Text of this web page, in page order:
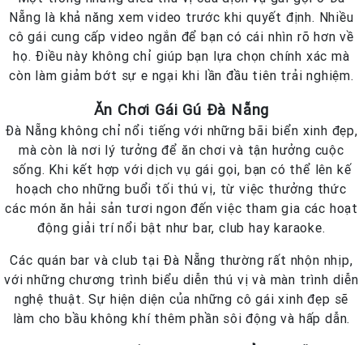
Nẵng là khả năng xem video trước khi quyết định. Nhiều
cô gái cung cấp video ngắn để bạn có cái nhìn rõ hơn về
họ. Điều này không chỉ giúp bạn lựa chọn chính xác mà
còn làm giảm bớt sự e ngại khi lần đầu tiên trải nghiệm.
Ăn Chơi Gái Gú Đà Nẵng
Đà Nẵng không chỉ nổi tiếng với những bãi biển xinh đẹp,
mà còn là nơi lý tưởng để ăn chơi và tận hưởng cuộc
sống. Khi kết hợp với dịch vụ gái gọi, bạn có thể lên kế
hoạch cho những buổi tối thú vị, từ việc thưởng thức
các món ăn hải sản tươi ngon đến việc tham gia các hoạt
động giải trí nổi bật như bar, club hay karaoke.
Các quán bar và club tại Đà Nẵng thường rất nhộn nhịp,
với những chương trình biểu diễn thú vị và màn trình diễn
nghệ thuật. Sự hiện diện của những cô gái xinh đẹp sẽ
làm cho bầu không khí thêm phần sôi động và hấp dẫn.